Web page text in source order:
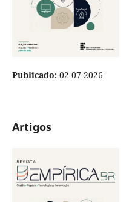
Publicado: 02-07-2026
Artigos